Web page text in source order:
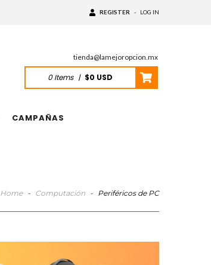
REGISTER - LOG IN
tienda@lamejoropcion.mx
0Items | $0 USD
CAMPAÑAS
Home - Computación - Periféricos de PC